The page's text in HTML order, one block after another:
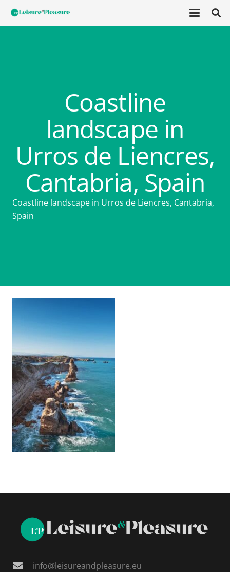
Coastline
landscape in
Urros de Liencres,
Cantabria, Spain
Coastline landscape in Urros de Liencres, Cantabria,
Spain
info@leisureandpleasure.eu